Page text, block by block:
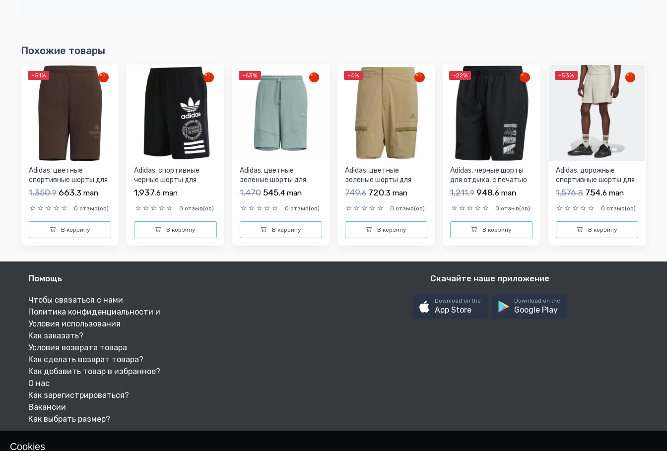
Похожие товары
-51%
Adidas, цветные
спортивные шорты для
отдыха, с печатью
вашег...
1,350.9 663.3 man
0 отзыв(ов)
В корзину
Adidas, спортивные
черные шорты для
отдыха, с печатью
вашего...
1,937.6 man
0 отзыв(ов)
В корзину
-63%
Adidas, цветные
зеленые шорты для
отдыха, с печатью
вашего л...
1,470 545.4 man
0 отзыв(ов)
В корзину
-4%
Adidas, цветные
зеленые шорты для
отдыха, с печатью
749.6 720.3 man
0 отзыв(ов)
В корзину
-22%
Adidas, черные шорты
для отдыха, с печатью
вашего логотипа
1,211.9 948.6 man
0 отзыв(ов)
В корзину
-53%
Adidas, дорожные
спортивные шорты для
отдыха, с печатью
ваше...
1,576.8 754.6 man
0 отзыв(ов)
В корзину
Cookies
Помощь
Чтобы связаться с нами
Политика конфиденциальности и
Условия использования
Как заказать?
Условия возврата товара
Как сделать возврат товара?
Как добавить товар в избранное?
О нас
Как зарегистрироваться?
Вакансии
Как выбрать размер?
Скачайте наше приложение
Download on the
App Store
Download on the
Google Play